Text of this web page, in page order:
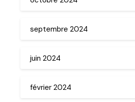
septembre 2024
juin 2024
février 2024